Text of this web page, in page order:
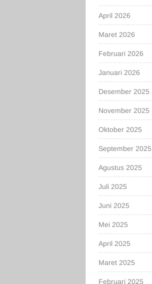
April 2026
Maret 2026
Februari 2026
Januari 2026
Desember 2025
November 2025
Oktober 2025
September 2025
Agustus 2025
Juli 2025
Juni 2025
Mei 2025
April 2025
Maret 2025
Februari 2025